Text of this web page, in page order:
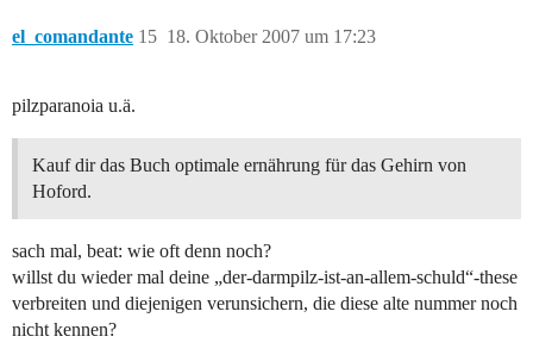
el_comandante 18. Oktober 2007 um 17:23
15
pilzparanoia u.ä.
Kauf dir das Buch optimale ernährung für das Gehirn von
Hoford.
sach mal, beat: wie oft denn noch?
willst du wieder mal deine „der-darmpilz-ist-an-allem-schuld“-these
verbreiten und diejenigen verunsichern, die diese alte nummer noch
nicht kennen?